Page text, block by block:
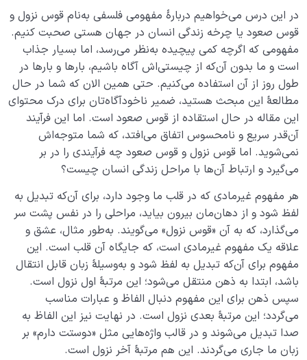
چرا به دنیا آمدم؟ | هدف خدا از خلقت انسان چه بوده؟
مراحل زندگی انسان| آغاز و پایانی که بدون شناخت آن‌ها
موفق نمی‌شویم
چرخه زندگی انسان و مراحل آن؛ قبل از تولد تا بعد از مرگ
خانه انسان کجاست، ما از کجا آمده‌ایم و به کجا خواهیم
رفت؟
ما قبل از تولد کجا بوده ایم و چگونه به وجود آمده ایم؟
بررسی مفهوم قوس نزول و قوس صعود یا مراحل زندگی
انسان در جهان هستی
نقش الگو در حیات انسان 0/18
نسبت دنیا به آخرت 0/24
سنّت‌های الهی 0/20
مرگ یا تولد؟ 0/13
در این درس می‌خواهیم دربارۀ مفهومی ‌‌فلسفی به‌نام قوس نزول و
قوس صعود یا چرخه زندگی انسان در جهان هستی صحبت کنیم.
مفهومی ‌‌که اگرچه کمی ‌‌پیچیده به‌نظر می‌رسد، اما بسیار جذاب
است و ما بدون ‌آن‌که از چیستی‌اش آگاه باشیم، بارها و بارها در
طول روز از آن استفاده می‌کنیم. حتی همین الان که شما در حال
مطالعۀ این مبحث هستید، ضمیر ناخودآگاه‌تان برای درک محتوای
این مقاله در حال استقاده از قوس صعود است. اما این فرآیند
آن‌قدر سریع و نامحسوس اتفاق می‌افتد، که شما متوجه‌اش
نمی‌شوید. اما قوس نزول و قوس صعود چه فرآیندی را در بر
می‌گیرد و ارتباط آن‌ها با مراحل زندگی انسان چیست؟
هر مفهوم غیرمادی که در قلب ما وجود دارد، برای آن‌که تبدیل به
لفظ شود و از دهان‌مان بیرون بیاید، مراحلی را در نفس پشت سر
می‌گذارد، که به آن «قوس نزول» می‌گویند. به‌طور مثال، عشق و
علاقه یک مفهوم غیرمادی است، که جایگاه آن قلب است. این
مفهوم برای آن‌که تبدیل به لفظ شود و به‌وسیلۀ زبان قابل انتقال
باشد، ابتدا به ذهن منتقل می‌شود؛ این مرتبۀ اول نزول است.
سپس ذهن برای این مفهوم دنبال الفاظ و عبارات مناسب
می‌گردد؛ این مرتبۀ بعدی نزول است. در نهایت نیز این الفاظ به
صدا تبدیل می‌شوند و در قالب واژه‌هایی مثل «دوستت دارم» بر
زبان ما جاری می‌گردند. این هم مرتبۀ آخر نزول است.